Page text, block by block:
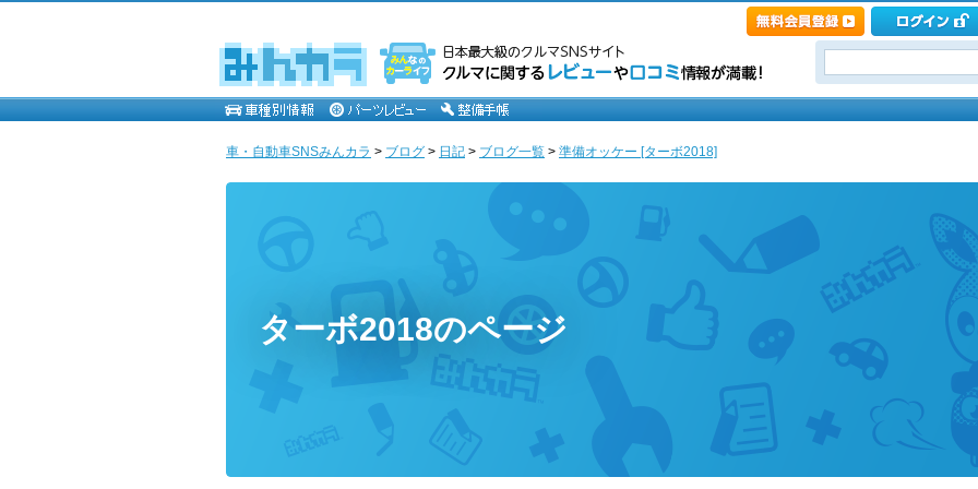
車・自動車SNSみんカラ > ブログ > 日記 > ブログ一覧 > 準備オッケー [ターボ2018]
ターボ2018のページ